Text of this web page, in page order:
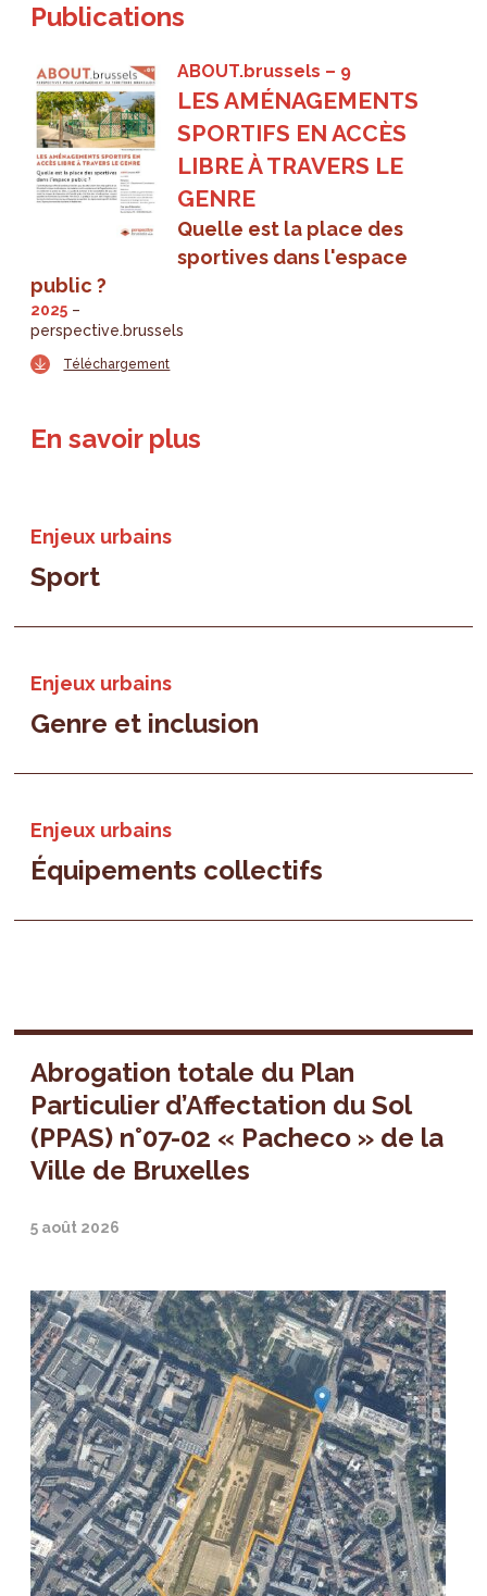
Publications
ABOUT.brussels 9
LES AMÉNAGEMENTS
SPORTIFS EN ACCÈS
LIBRE À TRAVERS LE
GENRE
Quelle est la place des
sportives dans l'espace
public ?
2025
perspective.brussels
Téléchargement
En savoir plus
Enjeux urbains
Sport
Enjeux urbains
Genre et inclusion
Enjeux urbains
Équipements collectifs
Abrogation totale du Plan
Particulier d’Affectation du Sol
(PPAS) n°07-02 « Pacheco » de la
Ville de Bruxelles
5 août 2026